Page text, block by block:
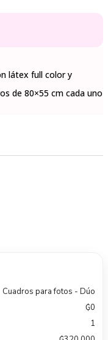
látex full color y
de 80×55 cm cada uno
Cuadros para fotos - Dúo
₲0
1